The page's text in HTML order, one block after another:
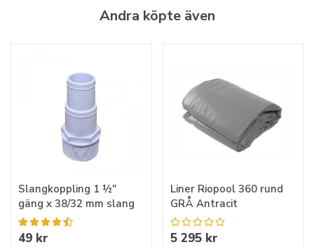
Andra köpte även
Slangkoppling 1 ½"
gäng x 38/32 mm slang
49 kr
Liner Riopool 360 rund
GRÅ Antracit
5 295 kr